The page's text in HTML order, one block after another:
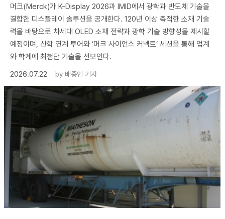
머크(Merck)가 K-Display 2026과 IMID에서 광학과 반도체 기술을
결합한 디스플레이 솔루션을 공개한다. 120년 이상 축적한 소재 기술
력을 바탕으로 차세대 OLED 소재 전략과 광학 기술 방향성을 제시할
예정이며, 산학 연계 투어와 ‘머크 사이언스 커넥트’ 세션을 통해 업계
와 학계에 최첨단 기술을 선보인다.
2026.07.22
by 배종인 기자